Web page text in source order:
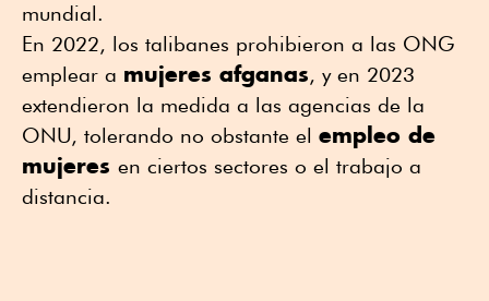
mundial.
En 2022, los talibanes prohibieron a las ONG
emplear a mujeres afganas, y en 2023
extendieron la medida a las agencias de la
ONU, tolerando no obstante el empleo de
mujeres en ciertos sectores o el trabajo a
distancia.